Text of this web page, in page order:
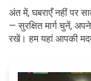
अंत में, घबराएँ नहीं पर
— सुरक्षित मार्ग चुनें,
रखें। हम यहां आपकी